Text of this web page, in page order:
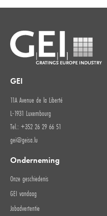
GEI
11A Avenue de la Liberté
L-1931 Luxembourg
Tel.: +352 26 29 66 51
gei@geisa.lu
Onderneming
Onze geschiedenis
GEI vandaag
Jobadvertentie